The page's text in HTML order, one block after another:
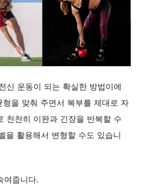
신 운동이 되는 확실한 방법이에
형을 맞춰 주면서 복부를 제대로 자
천천히 이완과 긴장을 반복할 수
을 활용해서 변형할 수도 있습니
여줍니다.